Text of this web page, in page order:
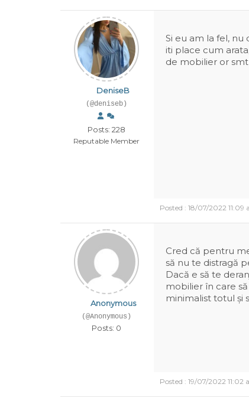
DeniseB
(@deniseb)
Posts: 228
Reputable Member
Si eu am la fel,
iti place cum
de mobilier or
Posted : 18/07/2022 11:09
Anonymous
(@Anonymous)
Posts: 0
Cred că pentru
să nu te distragă
Dacă e să te
mobilier în care
minimalist totul și
Posted : 19/07/2022 11:02